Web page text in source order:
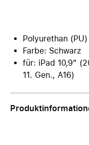
Polyurethan (PU)
Farbe: Schwarz
für: iPad 10,9"
11. Gen., A16)